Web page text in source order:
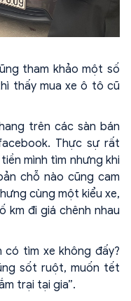
tham khảo một số
thấy mua xe ô tô cũ
trên các sàn bán
Thực sự rất
mình tìm nhưng khi
chỗ nào cũng cam
cùng một kiểu xe,
km đi giá chênh nhau
có tìm xe không đấy?
sốt ruột, muốn tết
trại tại gia”.